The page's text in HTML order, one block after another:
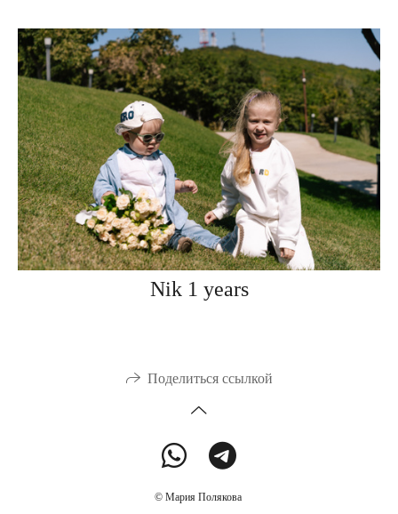
Nik 1 years
Поделиться ссылкой
© Мария Полякова